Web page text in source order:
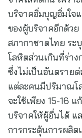
บริจาคอิ่มบุญอิ่มใจ
ของผู้บริจาคอีกด้ว
สภากาชาดไทย ระ
โลหิตส่วนเกินที่ร่าง
ซึ่งไม่เป็นอันตรายต่
แต่ละคนมีปริมาณโ
จะใช้เพียง 15-16
บริจาคให้ผู้อื่นได้ แ
การกระตุ้นการผลิ